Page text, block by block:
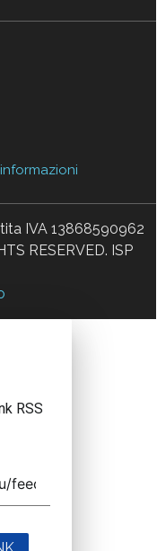
IVA 13868590962
RESERVED. ISP
RSS